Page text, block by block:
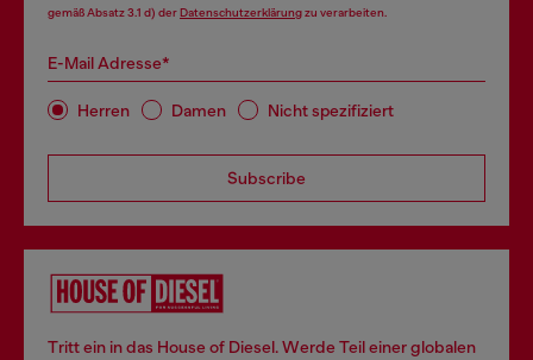
gemäß Absatz 3.1 d) derDatenschutzerklärungzu verarbeiten.
E-Mail Adresse*
Herren Damen Nicht spezifiziert
Subscribe
Tritt ein in das House of Diesel. Werde Teil einer globalen